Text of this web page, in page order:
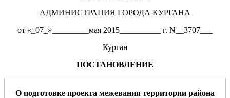
АДМИНИСТРАЦИЯ ГОРОДА КУРГАНА
от «_07_»_________мая 2015__________ г. N__3707___
Курган
ПОСТАНОВЛЕНИЕ
О подготовке проекта межевания территории района